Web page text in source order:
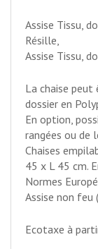
Assise Tissu,
Résille,
Assise Tissu,
La chaise peut
dossier en
En option,
rangées ou de
Chaises
45 x L 45 cm.
Normes
Assise non feu
Ecotaxe à